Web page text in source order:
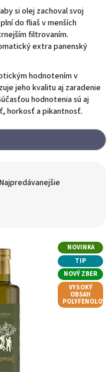
si olej zachoval svoj
do fliaš v menších
filtrovaním.
extra panenský
hodnotením v
jeho kvalitu aj zaradenie
hodnotenia sú aj
horkosť a pikantnosť.
Najpredávanejšie
NOVINKA
TIP
NOVÝ ZBER
VYSOKÝ
OBSAH
POLYFENOLOV